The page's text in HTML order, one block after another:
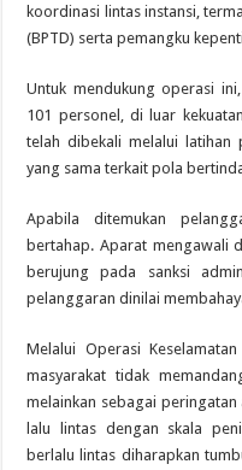
koordinasi lintas instansi,
(BPTD) serta pemangku
Untuk mendukung operasi
101 personel, di luar
telah dibekali melalui latihan
yang sama terkait pola
Apabila ditemukan
bertahap. Aparat mengawali
berujung pada sanksi
pelanggaran dinilai
Melalui Operasi
masyarakat tidak
melainkan sebagai
lalu lintas dengan skala
berlalu lintas diharapkan